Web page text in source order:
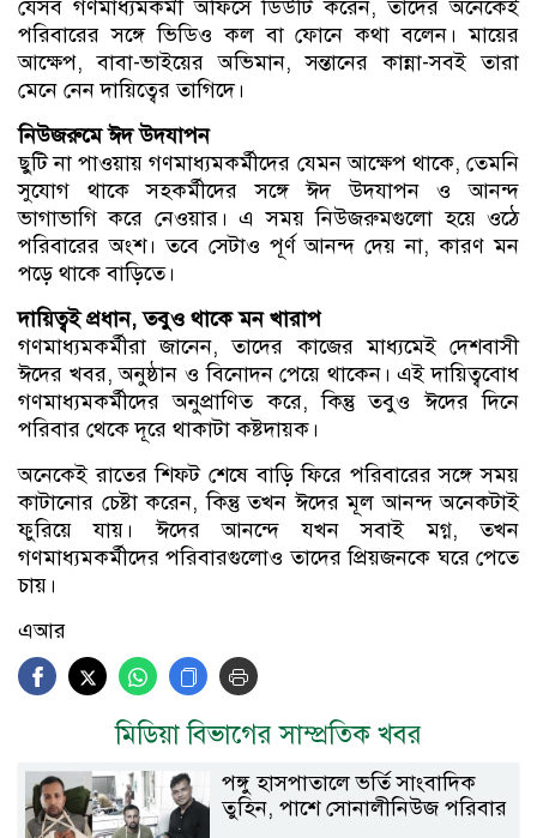
যেসব গণমাধ্যমকর্মী অফিসে ডিউটি করেন, তাদের অনেকেই
পরিবারের সঙ্গে ভিডিও কল বা ফোনে কথা বলেন। মায়ের
আক্ষেপ, বাবা-ভাইয়ের অভিমান, সন্তানের কান্না-সবই তারা
মেনে নেন দায়িত্বের তাগিদে।
নিউজরুমে ঈদ উদযাপন
ছুটি না পাওয়ায় গণমাধ্যমকর্মীদের যেমন আক্ষেপ থাকে, তেমনি
সুযোগ থাকে সহকর্মীদের সঙ্গে ঈদ উদযাপন ও আনন্দ
ভাগাভাগি করে নেওয়ার। এ সময় নিউজরুমগুলো হয়ে ওঠে
পরিবারের অংশ। তবে সেটাও পূর্ণ আনন্দ দেয় না, কারণ মন
পড়ে থাকে বাড়িতে।
দায়িত্বই প্রধান, তবুও থাকে মন খারাপ
গণমাধ্যমকর্মীরা জানেন, তাদের কাজের মাধ্যমেই দেশবাসী
ঈদের খবর, অনুষ্ঠান ও বিনোদন পেয়ে থাকেন। এই দায়িত্ববোধ
গণমাধ্যমকর্মীদের অনুপ্রাণিত করে, কিন্তু তবুও ঈদের দিনে
পরিবার থেকে দূরে থাকাটা কষ্টদায়ক।
অনেকেই রাতের শিফট শেষে বাড়ি ফিরে পরিবারের সঙ্গে সময়
কাটানোর চেষ্টা করেন, কিন্তু তখন ঈদের মূল আনন্দ অনেকটাই
ফুরিয়ে যায়। ঈদের আনন্দে যখন সবাই মগ্ন, তখন
গণমাধ্যমকর্মীদের পরিবারগুলোও তাদের প্রিয়জনকে ঘরে পেতে
চায়।
এআর
মিডিয়া বিভাগের সাম্প্রতিক খবর
পঙ্গু হাসপাতালে ভর্তি সাংবাদিক
তুহিন, পাশে সোনালীনিউজ পরিবার